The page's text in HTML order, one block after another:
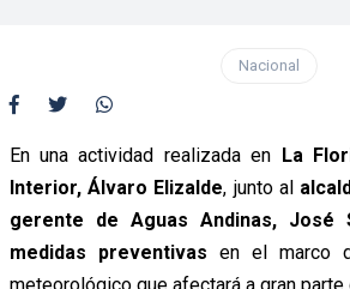
Nacional
En una actividad realizada en La
Interior, Álvaro Elizalde, junto al
gerente de Aguas Andinas, José
medidas preventivas en el marco
meteorológico que afectará a gran parte